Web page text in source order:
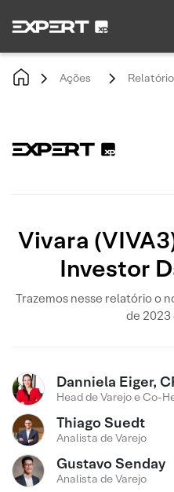
Ações
Vivara
Investor
Trazemos nesse relatório o
de 2023
Danniela Eiger,
Head de Varejo e Co-
Thiago Suedt
Analista de Varejo
Gustavo Senday
Analista de Varejo